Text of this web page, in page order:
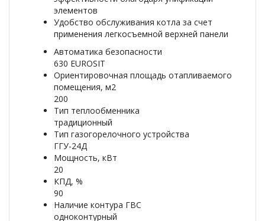
элементов
Удобство обслуживания котла за счет
применения легкосъемной верхней панели
Автоматика безопасности
630 EUROSIT
Ориентировочная площадь отапливаемого
помещения, м2
200
Тип теплообменника
традиционный
Тип газогорелочного устройства
ГГУ-24Д
Мощность, кВт
20
КПД, %
90
Наличие контура ГВС
одноконтурный